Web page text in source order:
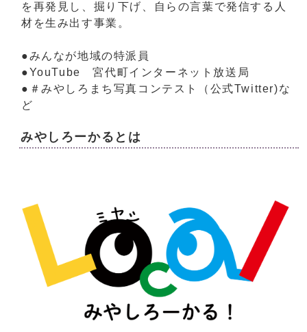
を再発見し、掘り下げ、自らの言葉で発信する人
材を生み出す事業。
●みんなが地域の特派員
●YouTube 宮代町インターネット放送局
●＃みやしろまち写真コンテスト（公式Twitter)な
ど
みやしろーかるとは